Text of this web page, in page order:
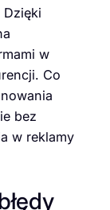
Dzięki
w
Co
bez
w reklamy